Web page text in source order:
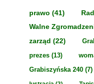
prawo (41)
Walne
zarząd (22)
prezes (13)
Grabiszyńska 240 (7)